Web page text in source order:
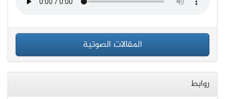
المقالات الصوتية
روابط